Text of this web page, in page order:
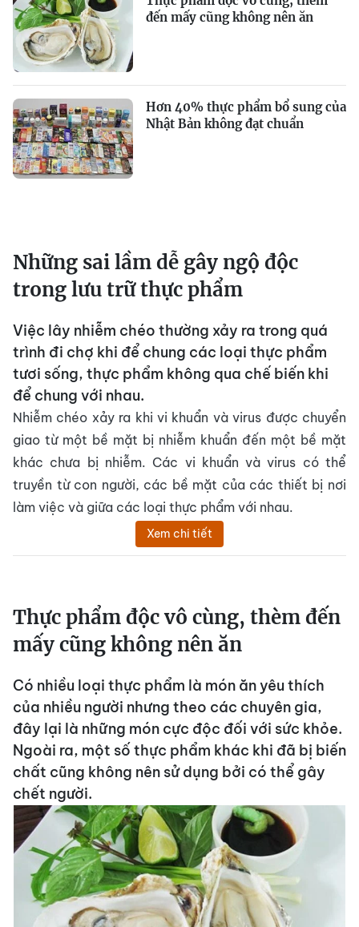
đến mấy cũng không nên ăn
Hơn 40% thực phẩm bổ sung của
Nhật Bản không đạt chuẩn
Những sai lầm dễ gây ngộ độc
trong lưu trữ thực phẩm
Việc lây nhiễm chéo thường xảy ra trong quá
trình đi chợ khi để chung các loại thực phẩm
tươi sống, thực phẩm không qua chế biến khi
để chung với nhau.
Nhiễm chéo xảy ra khi vi khuẩn và virus được chuyển
giao từ một bề mặt bị nhiễm khuẩn đến một bề mặt
khác chưa bị nhiễm. Các vi khuẩn và virus có thể
truyền từ con người, các bề mặt của các thiết bị nơi
làm việc và giữa các loại thực phẩm với nhau.
Xem chi tiết
Thực phẩm độc vô cùng, thèm đến
mấy cũng không nên ăn
Có nhiều loại thực phẩm là món ăn yêu thích
của nhiều người nhưng theo các chuyên gia,
đây lại là những món cực độc đối với sức khỏe.
Ngoài ra, một số thực phẩm khác khi đã bị biến
chất cũng không nên sử dụng bởi có thể gây
chết người.